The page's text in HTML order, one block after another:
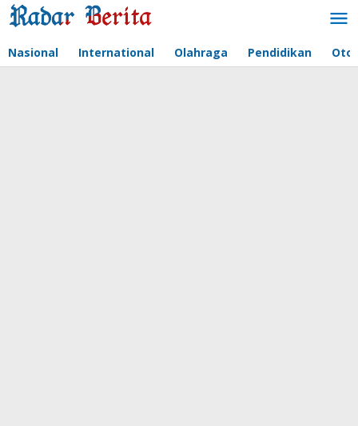
Lewati
ke
Nasional International Olahraga Pendidikan